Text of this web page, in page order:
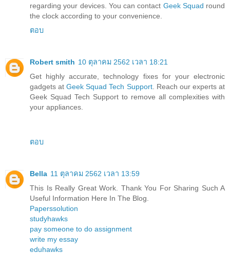
regarding your devices. You can contact Geek Squad round
the clock according to your convenience.
ตอบ
Robert smith 10 ตุลาคม 2562 เวลา 18:21
Get highly accurate, technology fixes for your electronic
gadgets atGeek Squad Tech Support. Reach our experts at
Geek Squad Tech Support to remove all complexities with
your appliances.
ตอบ
Bella 11 ตุลาคม 2562 เวลา 13:59
This Is Really Great Work. Thank You For Sharing Such A
Useful Information Here In The Blog.
Paperssolution
studyhawks
pay someone to do assignment
write my essay
eduhawks